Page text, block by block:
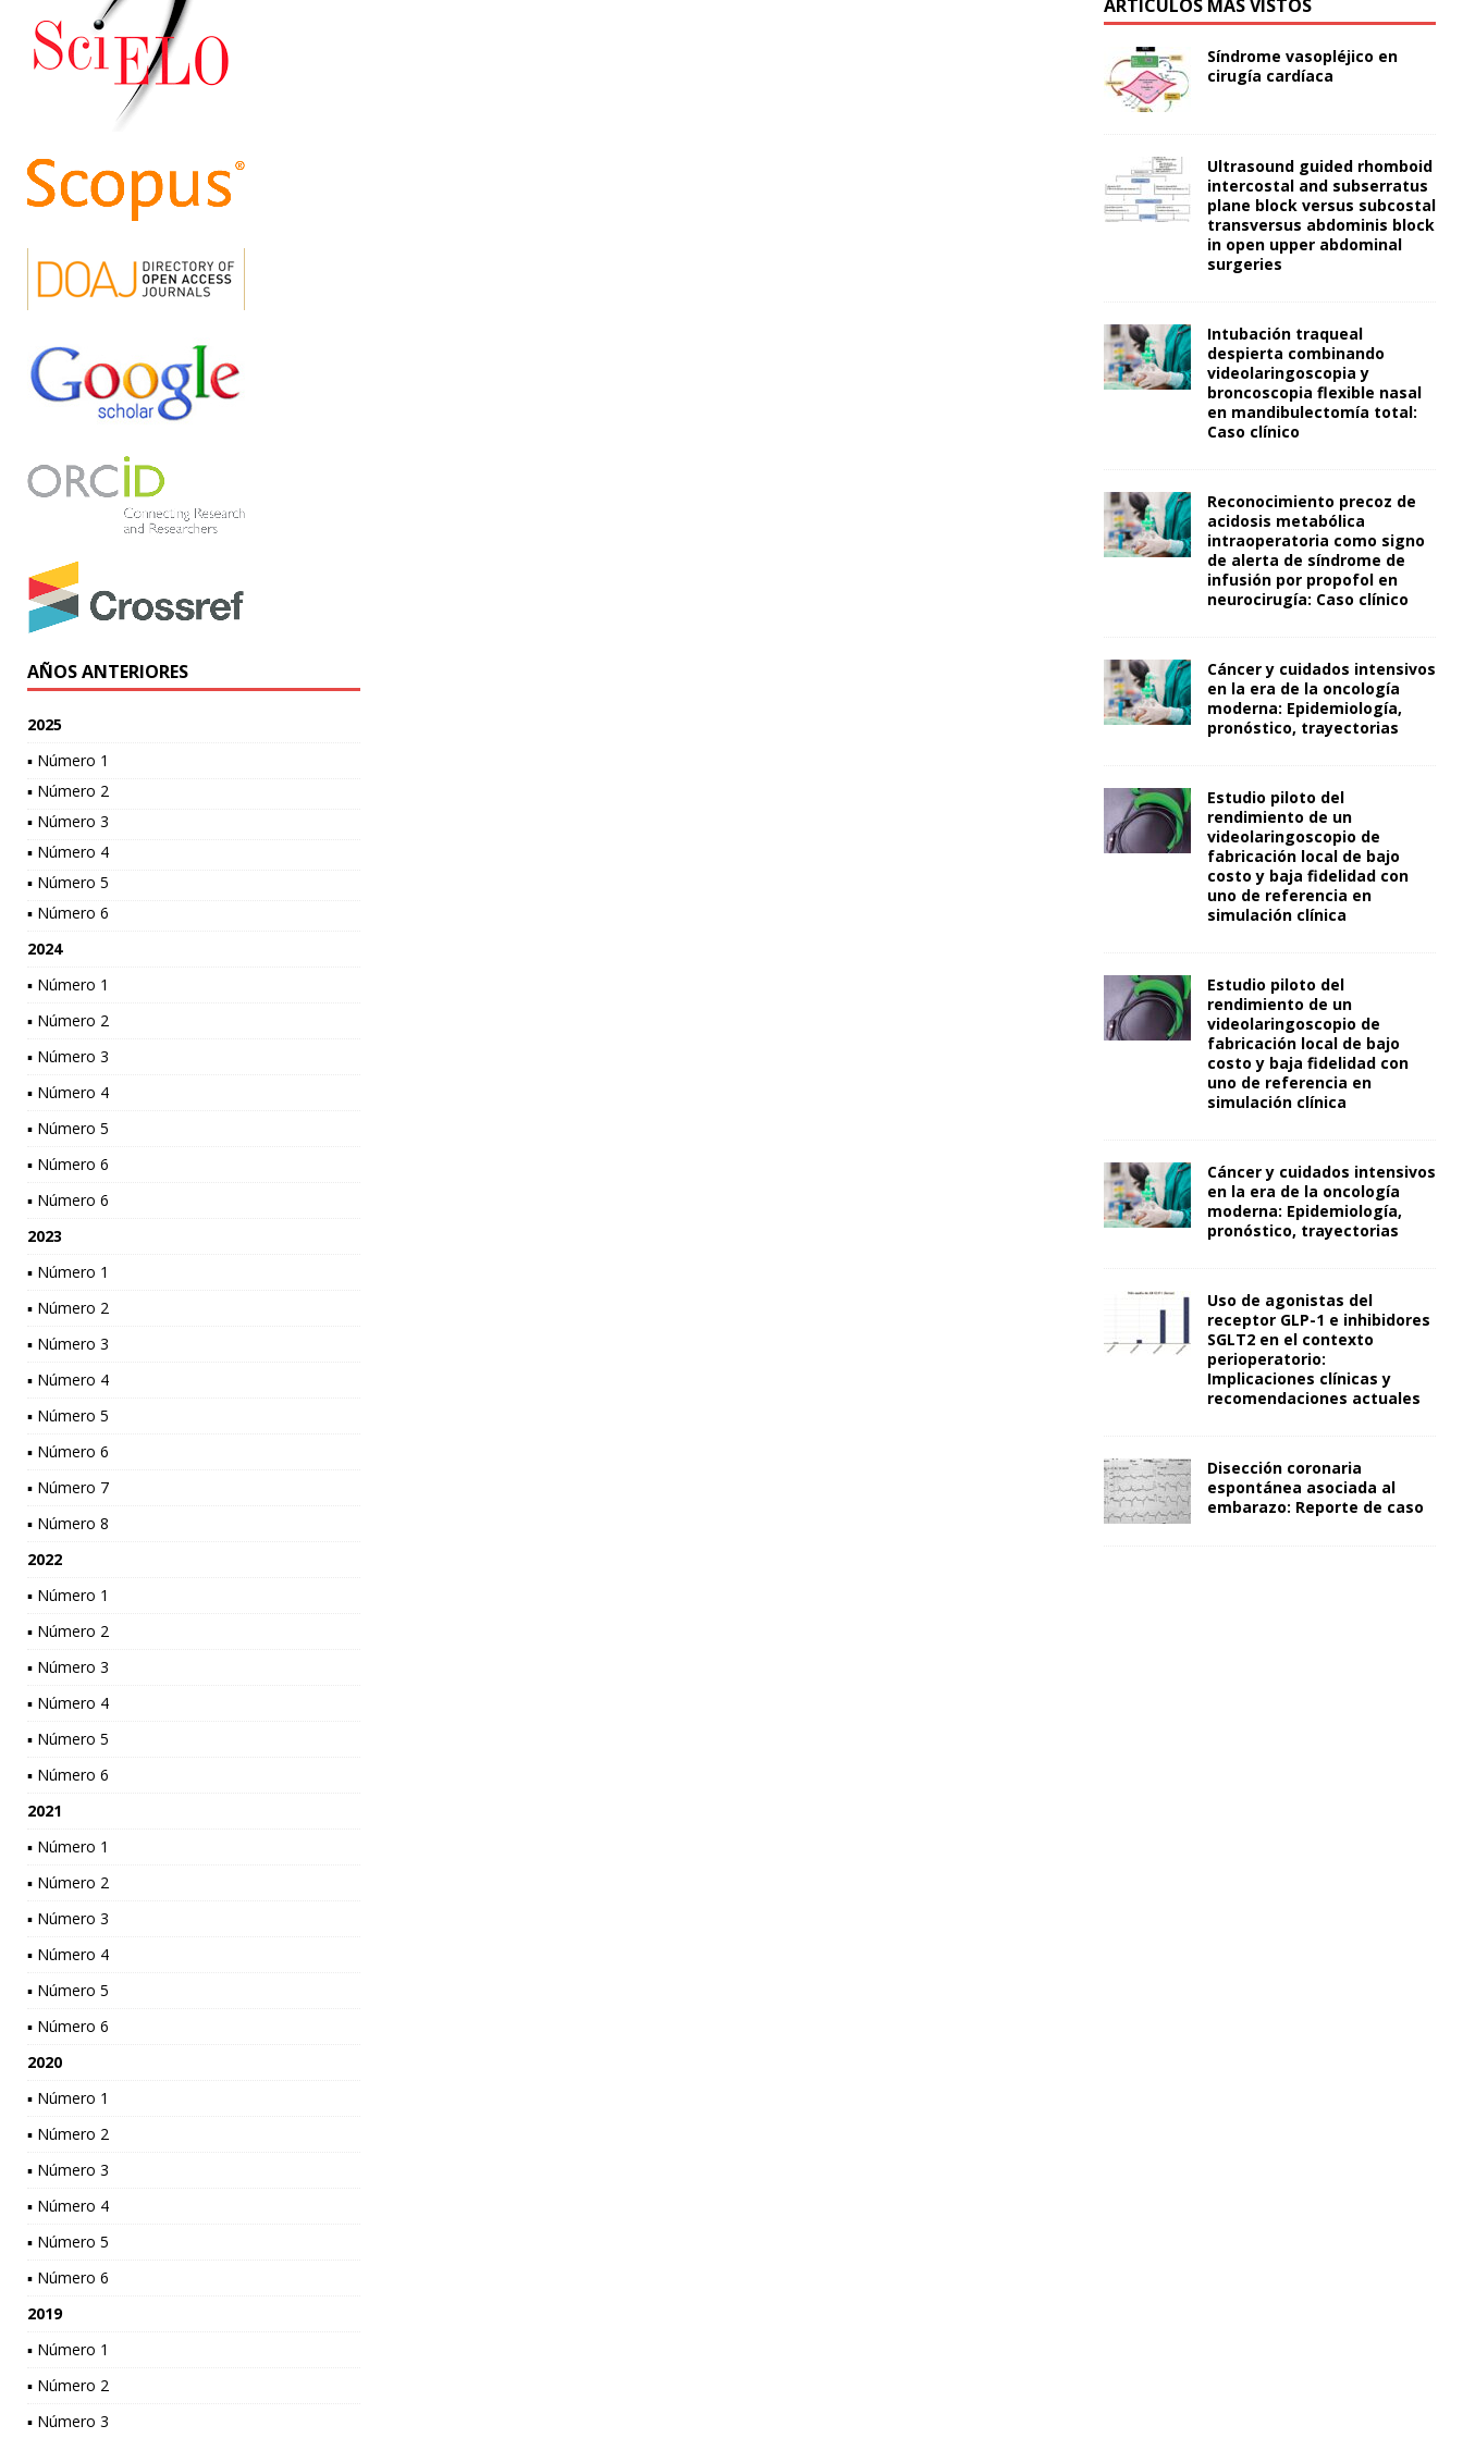
AÑOS ANTERIORES
2025
▪ Número 1
▪ Número 2
▪ Número 3
▪ Número 4
▪ Número 5
▪ Número 6
2024
▪ Número 1
▪ Número 2
▪ Número 3
▪ Número 4
▪ Número 5
▪ Número 6
▪ Número 6
2023
▪ Número 1
▪ Número 2
▪ Número 3
▪ Número 4
▪ Número 5
▪ Número 6
▪ Número 7
▪ Número 8
2022
▪ Número 1
▪ Número 2
▪ Número 3
▪ Número 4
▪ Número 5
▪ Número 6
2021
▪ Número 1
▪ Número 2
▪ Número 3
▪ Número 4
▪ Número 5
▪ Número 6
2020
▪ Número 1
▪ Número 2
▪ Número 3
▪ Número 4
▪ Número 5
▪ Número 6
2019
▪ Número 1
▪ Número 2
▪ Número 3
ARTÍCULOS MÁS VISTOS
Síndrome vasopléjico en
cirugía cardíaca
Ultrasound guided rhomboid
intercostal and subserratus
plane block versus subcostal
transversus abdominis block
in open upper abdominal
surgeries
Intubación traqueal
despierta combinando
videolaringoscopia y
broncoscopia flexible nasal
en mandibulectomía total:
Caso clínico
Reconocimiento precoz de
acidosis metabólica
intraoperatoria como signo
de alerta de síndrome de
infusión por propofol en
neurocirugía: Caso clínico
Cáncer y cuidados intensivos
en la era de la oncología
moderna: Epidemiología,
pronóstico, trayectorias
Estudio piloto del
rendimiento de un
videolaringoscopio de
fabricación local de bajo
costo y baja fidelidad con
uno de referencia en
simulación clínica
Estudio piloto del
rendimiento de un
videolaringoscopio de
fabricación local de bajo
costo y baja fidelidad con
uno de referencia en
simulación clínica
Cáncer y cuidados intensivos
en la era de la oncología
moderna: Epidemiología,
pronóstico, trayectorias
Uso de agonistas del
receptor GLP-1 e inhibidores
SGLT2 en el contexto
perioperatorio:
Implicaciones clínicas y
recomendaciones actuales
Disección coronaria
espontánea asociada al
embarazo: Reporte de caso